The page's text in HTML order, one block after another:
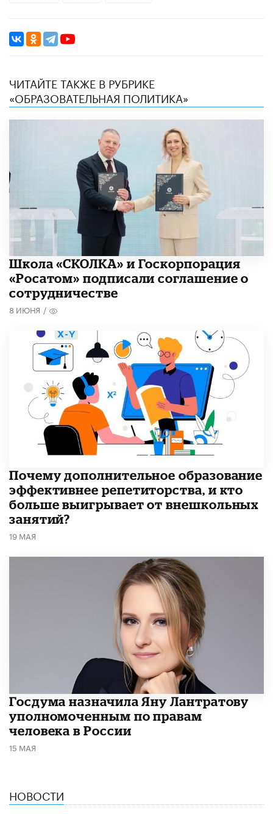
ЧИТАЙТЕ ТАКЖЕ В РУБРИКЕ
«ОБРАЗОВАТЕЛЬНАЯ ПОЛИТИКА»
Школа «СКОЛКА» и Госкорпорация
«Росатом» подписали соглашение о
сотрудничестве
8 ИЮНЯ /
​Почему дополнительное образование
эффективнее репетиторства, и кто
больше выигрывает от внешкольных
занятий?
19 МАЯ
Госдума назначила Яну Лантратову
уполномоченным по правам
человека в России
15 МАЯ
НОВОСТИ